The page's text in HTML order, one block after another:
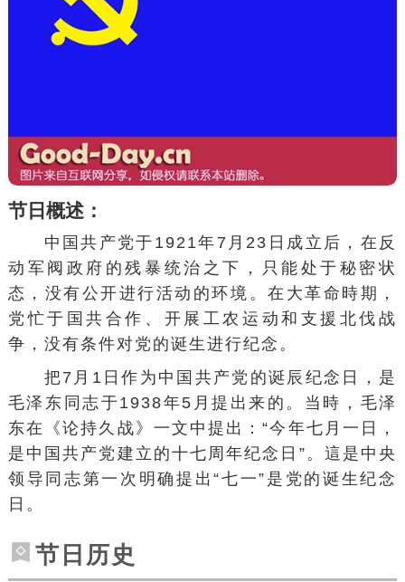
节日概述：
中国共产党于1921年7月23日成立后，在反
动军阀政府的残暴统治之下，只能处于秘密状
态，没有公开进行活动的环境。在大革命時期，
党忙于国共合作、开展工农运动和支援北伐战
争，没有条件对党的诞生进行纪念。
把7月1日作为中国共产党的诞辰纪念日，是
毛泽东同志于1938年5月提出来的。当時，毛泽
东在《论持久战》一文中提出：“今年七月一日，
是中国共产党建立的十七周年纪念日”。這是中央
领导同志第一次明确提出“七一”是党的诞生纪念
日。
节日历史